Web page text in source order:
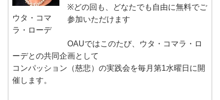
ウタ・コマ
ラ・ローデ
※どの回も、どなたでも自由に無料でご
参加いただけます
OAUではこのたび、ウタ・コマラ・ロ
ーデとの共同企画として
コンパッション（慈悲）の実践会を毎月第1水曜日に開
催します。